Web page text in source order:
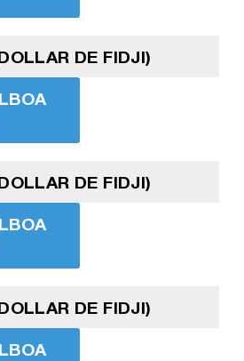
DE FIDJI)
DE FIDJI)
DE FIDJI)